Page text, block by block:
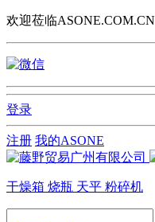
欢迎莅临ASONE.COM.CN
登录
注册 我的ASONE
干燥箱 烧瓶 天平 粉碎机